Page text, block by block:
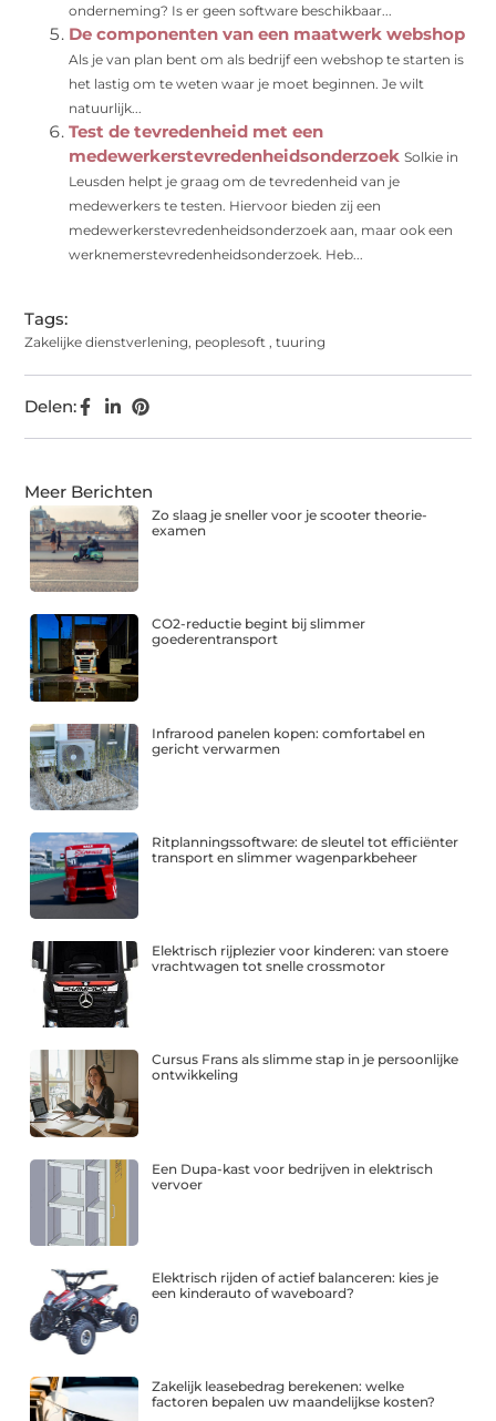
onderneming? Is er geen software beschikbaar...
De componenten van een maatwerk webshop
Als je van plan bent om als bedrijf een webshop te starten is
het lastig om te weten waar je moet beginnen. Je wilt
natuurlijk...
Test de tevredenheid met een
medewerkerstevredenheidsonderzoek Solkie in
Leusden helpt je graag om de tevredenheid van je
medewerkers te testen. Hiervoor bieden zij een
medewerkerstevredenheidsonderzoek aan, maar ook een
werknemerstevredenheidsonderzoek. Heb...
Tags:
Zakelijke dienstverlening, peoplesoft ,tuuring
Delen:
Meer Berichten
Zo slaag je sneller voor je scooter theorie-
examen
CO2-reductie begint bij slimmer
goederentransport
Infrarood panelen kopen: comfortabel en
gericht verwarmen
Ritplanningssoftware: de sleutel tot efficiënter
transport en slimmer wagenparkbeheer
Elektrisch rijplezier voor kinderen: van stoere
vrachtwagen tot snelle crossmotor
Cursus Frans als slimme stap in je persoonlijke
ontwikkeling
Een Dupa-kast voor bedrijven in elektrisch
vervoer
Elektrisch rijden of actief balanceren: kies je
een kinderauto of waveboard?
Zakelijk leasebedrag berekenen: welke
factoren bepalen uw maandelijkse kosten?